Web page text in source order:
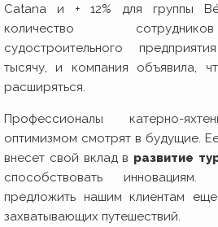
Catana и + 12% для группы
количество
судостроительного
тысячу, и компания объявила,
расширяться.
Профессионалы катерно-
оптимизмом смотрят в будущие.
внесет свой вклад в развитие
способствовать
предложить нашим клиентам
захватывающих путешествий.